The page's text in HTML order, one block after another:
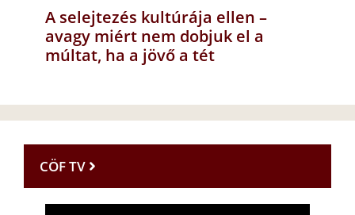
A selejtezés kultúrája ellen –
avagy miért nem dobjuk el a
múltat, ha a jövő a tét
CÖF TV